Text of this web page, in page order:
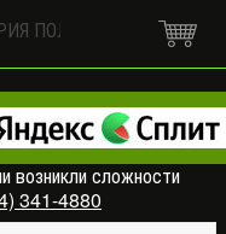
возникли сложности
341-4880